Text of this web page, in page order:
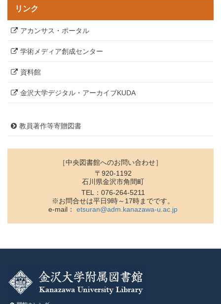
リンク
アカンサス・ポータル
学術メディア創成センター
資料館
金沢大学デジタル・アーカイブKUDA
教員著作等寄贈図書
［中央図書館へのお問い合わせ］
〒920-1192
石川県金沢市角間町
TEL：076-264-5211
※お問合せは平日9時～17時までです。
e-mail： etsuran@adm.kanazawa-u.ac.jp